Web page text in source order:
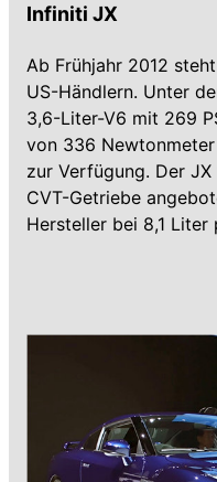
Infiniti JX
Ab Frühjahr 2012
US-Händlern. Unter
3,6-Liter-V6 mit 269
von 336
zur Verfügung. Der
CVT-Getriebe
Hersteller bei 8,1